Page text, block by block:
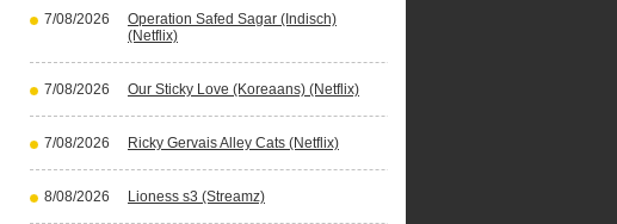
7/08/2026
Operation Safed Sagar (Indisch)
(Netflix)
7/08/2026 Our Sticky Love (Koreaans) (Netflix)
7/08/2026 Ricky Gervais Alley Cats (Netflix)
8/08/2026 Lioness s3 (Streamz)